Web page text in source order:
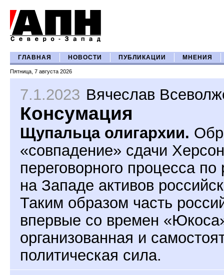
ГЛАВНАЯ НОВОСТИ ПУБЛИКАЦИИ МНЕНИЯ
Пятница, 7 августа 2026
7.1.2023 Вячеслав
Консумация
Щупальца олигархии.
«совпадение» сдачи
переговорного процесса
на Западе активов
Таким образом часть
впервые со времен
организованная и
политическая сила.